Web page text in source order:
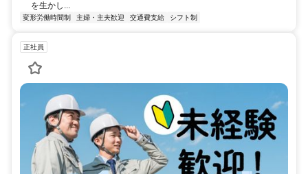
を生かし...
変形労働時間制 主婦・主夫歓迎 交通費支給 シフト制
正社員